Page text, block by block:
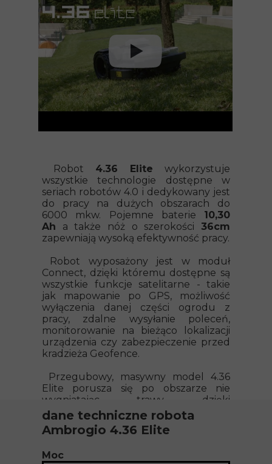
dane techniczne robota
Ambrogio 4.36 Elite
Moc
Robot 4.36 Elite wykorzystuje
wszystkie technologie dostępne w
seriach robotów 4.0 i dedykowany jest
do pracy na dużych obszarach do
6000 mkw. Pojemne baterie 10,30
Ah a także nóż o szerokości 36cm
zapewniają wysoką efektywność pracy.
Robot wyposażony jest w moduł
Connect, dzięki któremu dostępne są
wszystkie funkcje satelitarne - takie
jak mapowanie po GPS, możliwość
wyłączenia danej części ogrodu z
pracy, zdalne wysyłanie poleceń,
monitorowanie na bieżąco lokalizacji
urządzenia czy zabezpieczenie przed
kradzieża Geofence.
Przegubowy, masywny model 4.36
Elite porusza się po obszarze nie
wygniatając trawy, dzięki
zastosowaniu potrójnych,
gumowych kół tylnych, które
rozkładają ciężar urządzenia na